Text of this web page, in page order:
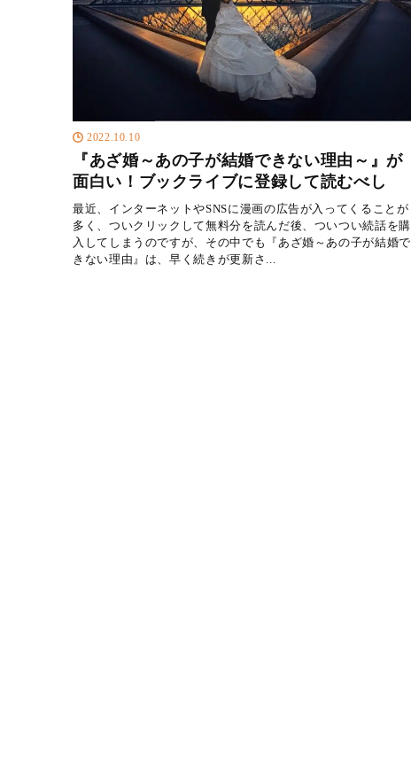
2022.10.10
『あざ婚～あの子が結婚できない理由～』が
面白い！ブックライブに登録して読むべし
最近、インターネットやSNSに漫画の広告が入ってくることが
多く、ついクリックして無料分を読んだ後、ついつい続話を購
入してしまうのですが、その中でも『あざ婚～あの子が結婚で
きない理由』は、早く続きが更新さ...